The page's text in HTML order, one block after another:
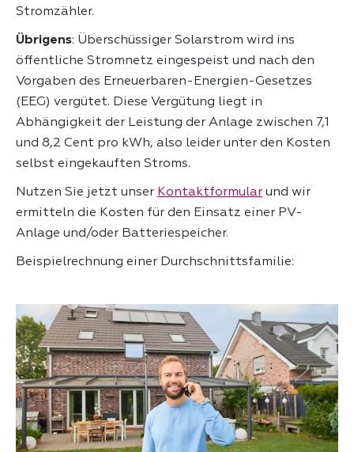
Stromzähler.
Übrigens: Überschüssiger Solarstrom wird ins
öffentliche Stromnetz eingespeist und nach den
Vorgaben des Erneuerbaren-Energien-Gesetzes
(EEG) vergütet. Diese Vergütung liegt in
Abhängigkeit der Leistung der Anlage zwischen 7,1
und 8,2 Cent pro kWh, also leider unter den Kosten
selbst eingekauften Stroms.
Nutzen Sie jetzt unser Kontaktformular und wir
ermitteln die Kosten für den Einsatz einer PV-
Anlage und/oder Batteriespeicher.
Beispielrechnung einer Durchschnittsfamilie: